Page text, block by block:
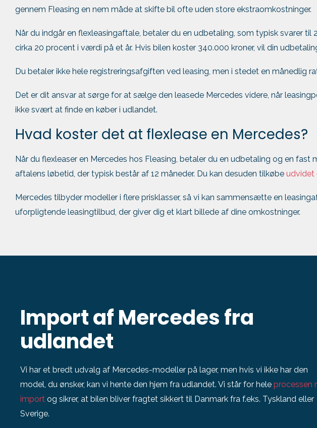
gennem Fleasing en nem måde at skifte bil ofte uden store ekstraomkostninger.
Når du indgår en flexleasingaftale, betaler du en udbetaling, som typisk svarer
cirka 20 procent i værdi på et år. Hvis bilen koster 340.000 kroner, vil din
Du betaler ikke hele registreringsafgiften ved leasing, men i stedet en
Det er dit ansvar at sørge for at sælge den leasede Mercedes videre, når
ikke svært at finde en køber i udlandet.
Hvad koster det at flexlease en Mercedes?
Når du flexleaser en Mercedes hos Fleasing, betaler du en udbetaling og en
aftalens løbetid, der typisk består af 12 måneder. Du kan desuden tilkøbe udvidet
Mercedes tilbyder modeller i flere prisklasser, så vi kan sammensætte en
uforpligtende leasingtilbud, der giver dig et klart billede af dine omkostninger.
Import af Mercedes fra
udlandet
Vi har et bredt udvalg af Mercedes-modeller på lager, men hvis vi ikke har den
model, du ønsker, kan vi hente den hjem fra udlandet. Vi står for hele processen
import og sikrer, at bilen bliver fragtet sikkert til Danmark fra f.eks. Tyskland eller
Sverige.